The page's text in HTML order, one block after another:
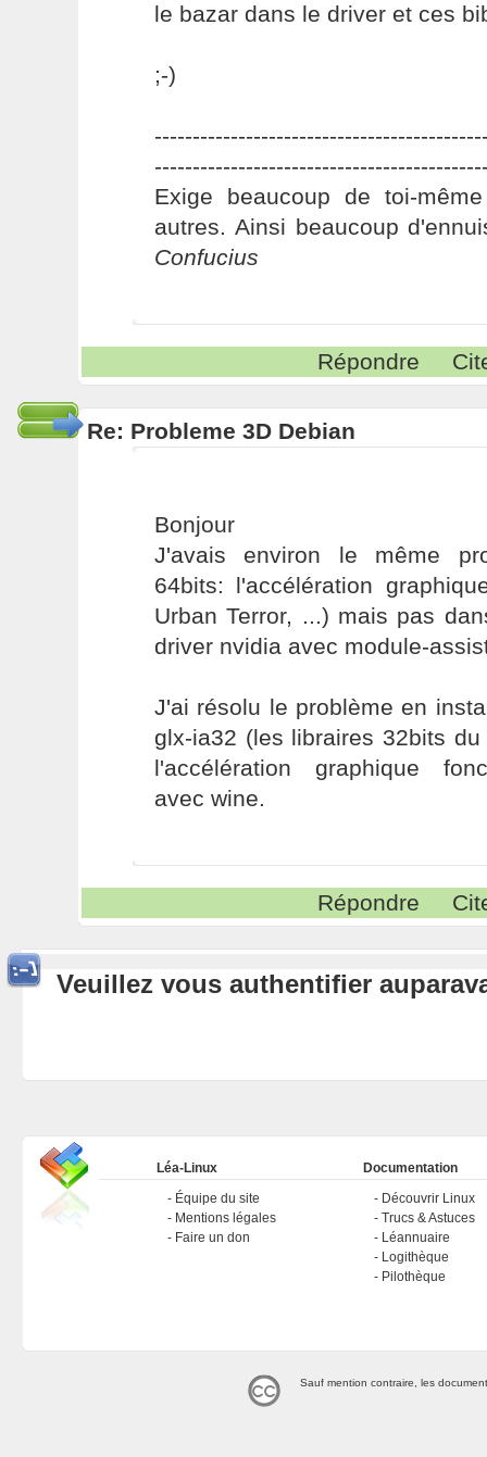
le bazar dans le driver et ces
;-)
Exige beaucoup de toi-
autres. Ainsi beaucoup
Confucius
Répondre
Re: Probleme 3D Debian
Bonjour
J'avais environ le même
64bits: l'accélération
Urban Terror, ...) mais pas
driver nvidia avec module-
J'ai résolu le problème en
glx-ia32 (les libraires 32bits
l'accélération graphique
avec wine.
Répondre
Veuillez vous authentifier
Léa-Linux
Équipe du site
Mentions légales
Faire un don
Documentation
Découvrir Linux
Trucs & Astuces
Léannuaire
Logithèque
Pilothèque
Sauf mention contraire, les